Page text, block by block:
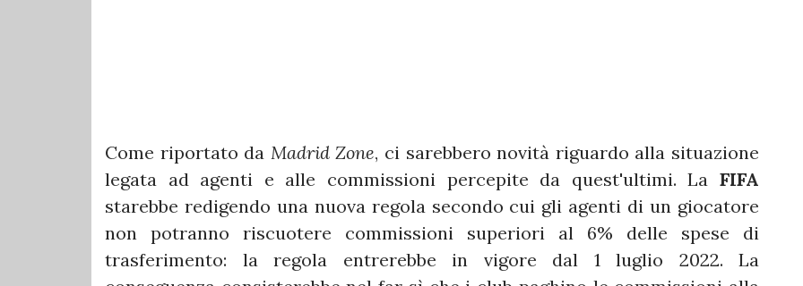
Come riportato da Madrid Zone, ci sarebbero novità riguardo alla situazione
legata ad agenti e alle commissioni percepite da quest'ultimi. La FIFA
starebbe redigendo una nuova regola secondo cui gli agenti di un giocatore
non potranno riscuotere commissioni superiori al 6% delle spese di
trasferimento: la regola entrerebbe in vigore dal 1 luglio 2022. La